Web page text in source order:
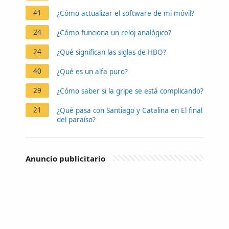
41 ¿Cómo actualizar el software de mi móvil?
24 ¿Cómo funciona un reloj analógico?
24 ¿Qué significan las siglas de HBO?
40 ¿Qué es un alfa puro?
29 ¿Cómo saber si la gripe se está complicando?
21
¿Qué pasa con Santiago y Catalina en El final
del paraíso?
Anuncio publicitario